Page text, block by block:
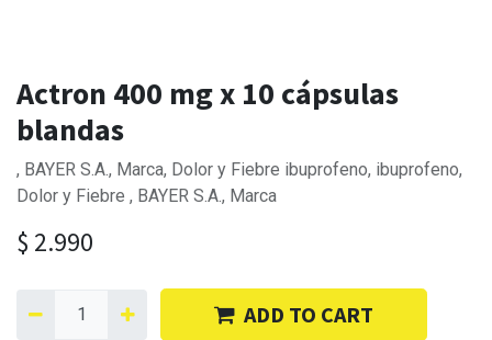
Actron 400 mg x 10 cápsulas
blandas
, BAYER S.A., Marca, Dolor y Fiebre ibuprofeno, ibuprofeno,
Dolor y Fiebre , BAYER S.A., Marca
$ 2.990
ADD TO CART